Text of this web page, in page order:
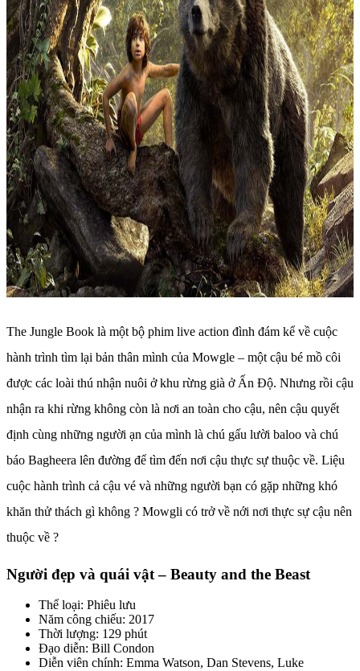
The Jungle Book là một bộ phim live action đình đám kể về cuộc
hành trình tìm lại bản thân mình của Mowgle – một cậu bé mồ côi
được các loài thú nhận nuôi ở khu rừng già ở Ấn Độ. Nhưng rồi cậu
nhận ra khi rừng không còn là nơi an toàn cho cậu, nên cậu quyết
định cùng những người ạn của mình là chú gấu lười baloo và chú
báo Bagheera lên đường để tìm đến nơi cậu thực sự thuộc về. Liệu
cuộc hành trình cả cậu vé và những người bạn có gặp những khó
khăn thử thách gì không ? Mowgli có trở về nới nơi thực sự cậu nên
thuộc về ?
Người đẹp và quái vật – Beauty and the Beast
Thể loại: Phiêu lưu
Năm công chiếu: 2017
Thời lượng: 129 phút
Đạo diễn: Bill Condon
Diễn viên chính: Emma Watson, Dan Stevens, Luke